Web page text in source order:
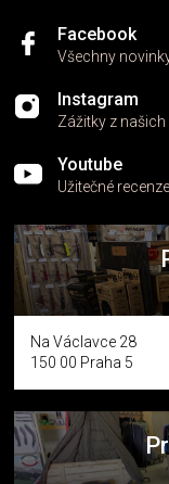
Facebook
Všechny
Instagram
Zážitky z
Youtube
Užitečné
Na Václavce 28
150 00 Praha 5